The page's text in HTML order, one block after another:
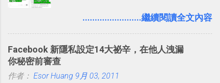
2016/8 新增： Trello 開放「強化功能」
技！最想要的強大 Trello 客製化範例教
學 2016/11 新增： [時間技客-7] 重要緊
急時間管理四象限在 Trello 活用與範本
要準備數百個考試問題時，自己手動進
練習的記憶卡片，自動規劃要延期複習
的卡片，每天自動產生記憶練習題，這
樣的軟體中最受好評的，或許就是今天
（ChatGPT） 的 Codex 工具？ 如何用
打造一個更自動化的電腦工作流程。
........................繼續閱讀全文內容
Facebook 新隱私設定14大祕辛，在他人洩漏
你秘密前審查
作者： Esor Huang 9月 03, 2011